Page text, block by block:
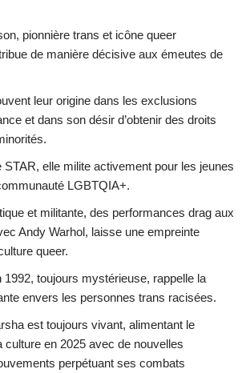
pionnière trans et icône queer
de manière décisive aux émeutes de
leur origine dans les exclusions
et dans son désir d’obtenir des droits
STAR, elle milite activement pour les jeunes
LGBTQIA+.
et militante, des performances drag aux
Andy Warhol, laisse une empreinte
queer.
1992, toujours mystérieuse, rappelle la
envers les personnes trans racisées.
est toujours vivant, alimentant le
culture en 2025 avec de nouvelles
perpétuant ses combats